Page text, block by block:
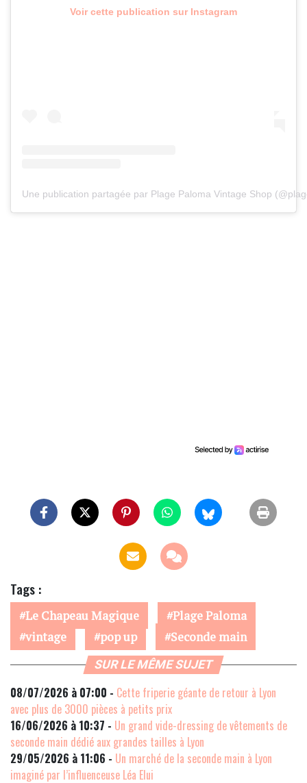
Voir cette publication sur Instagram
Une publication partagée par Plage Paloma Vintage Shop
Tags :
Le Chapeau Magique
Plage Paloma
vintage
pop up Seconde main
SUR LE MÊME SUJET
08/07/2026 à 07:00 - Cette friperie géante de retour à Lyon
avec plus de 3000 pièces à petits prix
16/06/2026 à 10:37 - Un grand vide-dressing de vêtements de
seconde main dédié aux grandes tailles à Lyon
29/05/2026 à 11:06 - Un marché de la seconde main à Lyon
imaginé par l’influenceuse Léa Elui